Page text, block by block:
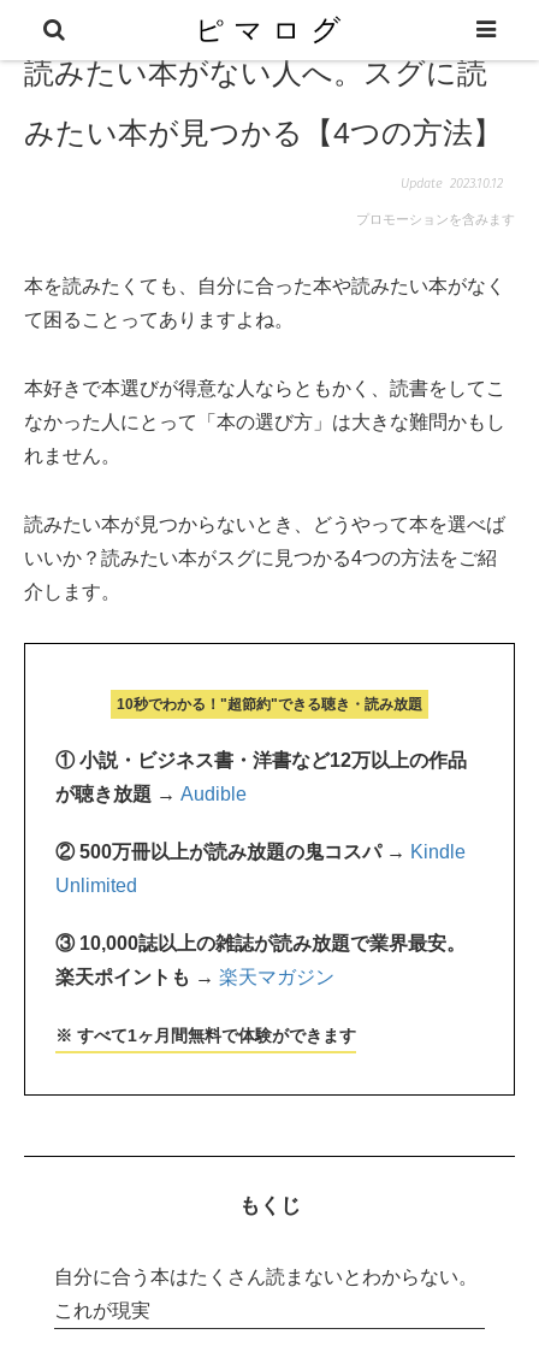
読みたい本がない人へ。スグに読
みたい本が見つかる【4つの方法】
2023.10.12
プロモーションを含みます
本を読みたくても、自分に合った本や読みたい本がなく
て困ることってありますよね。
本好きで本選びが得意な人ならともかく、読書をしてこ
なかった人にとって「本の選び方」は大きな難問かもし
れません。
読みたい本が見つからないとき、どうやって本を選べば
いいか？読みたい本がスグに見つかる4つの方法をご紹
介します。
10秒でわかる！"超節約"できる聴き・読み放題
① 小説・ビジネス書・洋書など12万以上の作品
が聴き放題 → Audible
② 500万冊以上が読み放題の鬼コスパ → Kindle
Unlimited
③ 10,000誌以上の雑誌が読み放題で業界最安。
楽天ポイントも → 楽天マガジン
※ すべて1ヶ月間無料で体験ができます
もくじ
自分に合う本はたくさん読まないとわからない。
これが現実